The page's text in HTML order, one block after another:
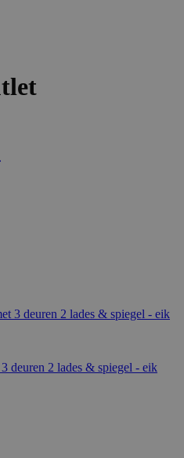
deuren 2 lades & spiegel - eik